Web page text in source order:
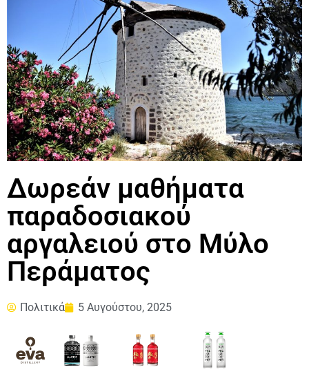
Δωρεάν μαθήματα
παραδοσιακού
αργαλειού στο Μύλο
Περάματος
Πολιτικά 5 Αυγούστου, 2025